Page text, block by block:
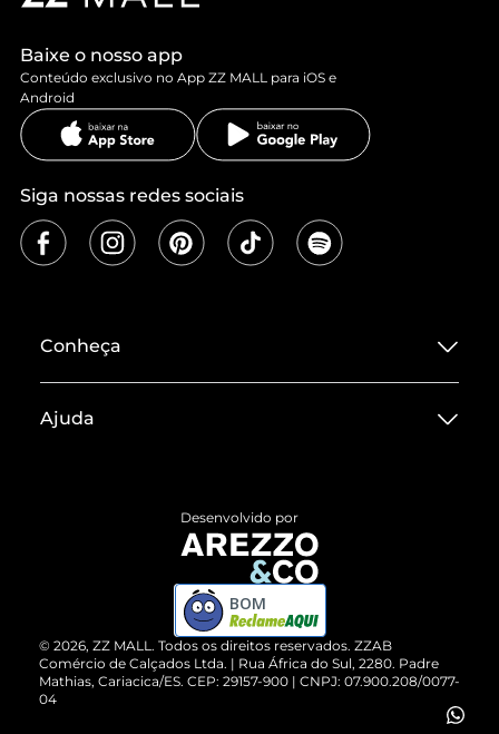
Baixe o nosso app
Conteúdo exclusivo no App ZZ MALL para iOS e
Android
Siga nossas redes sociais
Conheça
Termos de Uso
ZZ MALL é confiável
Cartão Presente
Vendas Corporativas
Ajuda
Devolução do Produto
Compre pelo WhatsApp
© 2026, ZZ MALL. Todos os direitos reservados. ZZAB
Comércio de Calçados Ltda. | Rua África do Sul, 2280. Padre
Mathias, Cariacica/ES. CEP: 29157-900 | CNPJ: 07.900.208/0077-
04
Desenvolvido por
BOM